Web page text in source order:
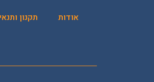
אודות תקנון